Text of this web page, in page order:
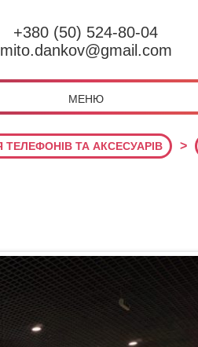
+380 (50) 524-80-04
mito.dankov@gmail.com
МЕНЮ
ТЕЛЕФОНІВ ТА АКСЕСУАРІВ >